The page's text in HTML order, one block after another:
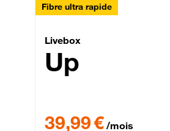
Fibre ultra rapide
Livebox Up
Livebox
Up
39,99 € /mois